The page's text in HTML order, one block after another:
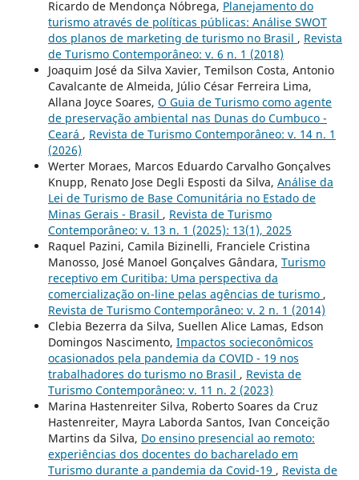
Ricardo de Mendonça Nóbrega, Planejamento do
turismo através de políticas públicas: Análise SWOT
dos planos de marketing de turismo no Brasil , Revista
de Turismo Contemporâneo: v. 6 n. 1 (2018)
Joaquim José da Silva Xavier, Temilson Costa, Antonio
Cavalcante de Almeida, Júlio César Ferreira Lima,
Allana Joyce Soares, O Guia de Turismo como agente
de preservação ambiental nas Dunas do Cumbuco -
Ceará , Revista de Turismo Contemporâneo: v. 14 n. 1
(2026)
Werter Moraes, Marcos Eduardo Carvalho Gonçalves
Knupp, Renato Jose Degli Esposti da Silva, Análise da
Lei de Turismo de Base Comunitária no Estado de
Minas Gerais - Brasil , Revista de Turismo
Contemporâneo: v. 13 n. 1 (2025): 13(1), 2025
Raquel Pazini, Camila Bizinelli, Franciele Cristina
Manosso, José Manoel Gonçalves Gândara, Turismo
receptivo em Curitiba: Uma perspectiva da
comercialização on-line pelas agências de turismo ,
Revista de Turismo Contemporâneo: v. 2 n. 1 (2014)
Clebia Bezerra da Silva, Suellen Alice Lamas, Edson
Domingos Nascimento, Impactos socieconômicos
ocasionados pela pandemia da COVID - 19 nos
trabalhadores do turismo no Brasil , Revista de
Turismo Contemporâneo: v. 11 n. 2 (2023)
Marina Hastenreiter Silva, Roberto Soares da Cruz
Hastenreiter, Mayra Laborda Santos, Ivan Conceição
Martins da Silva, Do ensino presencial ao remoto:
experiências dos docentes do bacharelado em
Turismo durante a pandemia da Covid-19 , Revista de